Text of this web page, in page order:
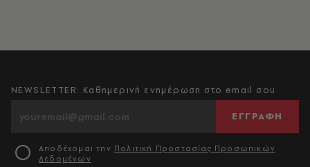
NEWSLETTER: Καθημερινή ενημέρωση στο email σου
ΕΓΓΡΑΦΗ
Αποδέχομαι την Πολιτική Προστασίας Προσωπικών
Δεδομένων